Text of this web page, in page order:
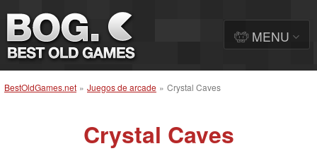
BestOldGames.net » Juegos de arcade » Crystal Caves
Crystal Caves
MENU